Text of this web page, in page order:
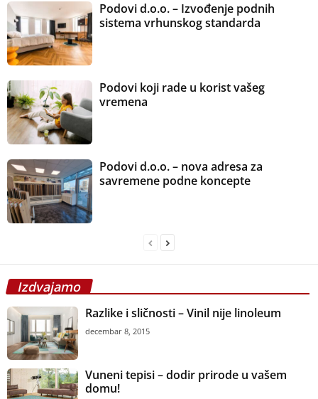
Podovi d.o.o. – Izvođenje podnih
sistema vrhunskog standarda
Podovi koji rade u korist vašeg
vremena
Podovi d.o.o. – nova adresa za
savremene podne koncepte
Izdvajamo
Razlike i sličnosti – Vinil nije linoleum
decembar 8, 2015
Vuneni tepisi – dodir prirode u vašem
domu!